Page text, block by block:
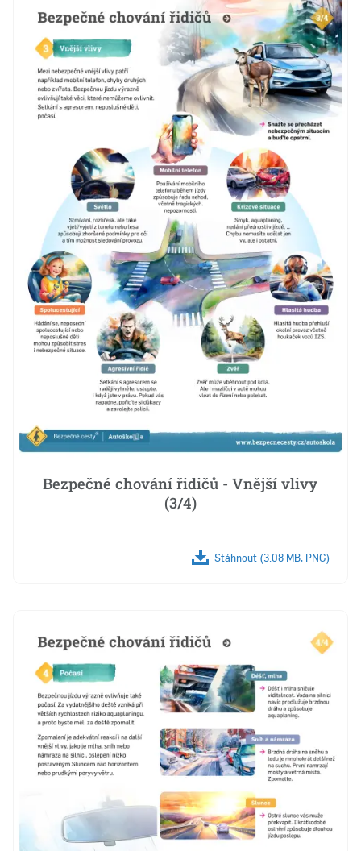
Bezpečné chování řidičů - Vnější vlivy
(3/4)
Stáhnout (3.08 MB, PNG)